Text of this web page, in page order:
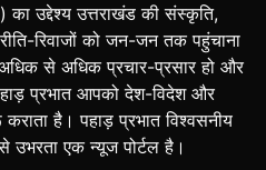
उद्देश्य उत्तराखंड की संस्कृति,
रिवाजों को जन-जन तक पहुंचाना
से अधिक प्रचार-प्रसार हो और
प्रभात आपको देश-विदेश और
है। पहाड़ प्रभात विश्वसनीय
उभरता एक न्यूज पोर्टल है।